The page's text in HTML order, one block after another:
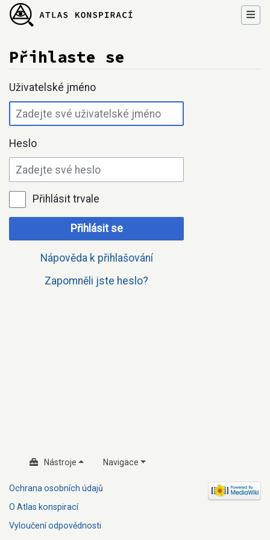
Přihlaste se
Přejít na:navigace,
Uživatelské jméno
Heslo
Přihlásit trvale
Přihlásit se
Nápověda k přihlašování
Zapomněli jste heslo?
Nástroje Navigace
Ochrana osobních údajů
O Atlas konspirací
Vyloučení odpovědnosti